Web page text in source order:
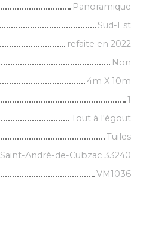
Panoramique
Sud-Est
refaite en 2022
Non
4m X 10m
1
Tout à l'égout
Tuiles
Saint-André-de-Cubzac 33240
VM1036